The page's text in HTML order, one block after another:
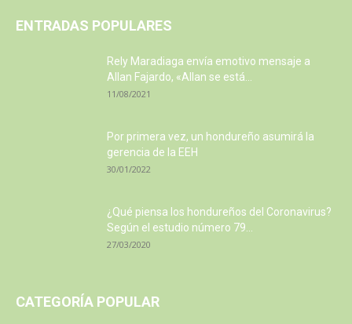
ENTRADAS POPULARES
Rely Maradiaga envía emotivo mensaje a
Allan Fajardo, «Allan se está...
11/08/2021
Por primera vez, un hondureño asumirá la
gerencia de la EEH
30/01/2022
¿Qué piensa los hondureños del Coronavirus?
Según el estudio número 79...
27/03/2020
CATEGORÍA POPULAR